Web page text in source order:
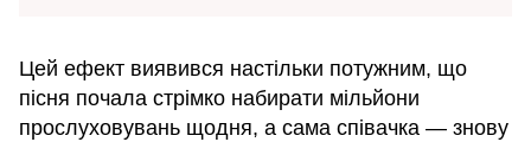
Цей ефект виявився настільки потужним, що
пісня почала стрімко набирати мільйони
прослуховувань щодня, а сама співачка — знову